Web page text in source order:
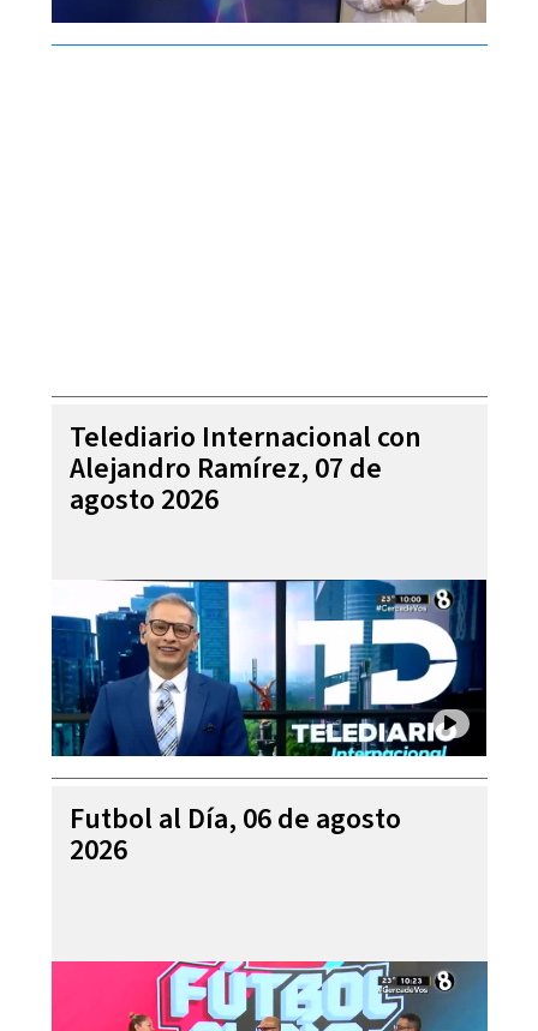
Telediario Internacional con
Alejandro Ramírez, 07 de
agosto 2026
Futbol al Día, 06 de agosto
2026